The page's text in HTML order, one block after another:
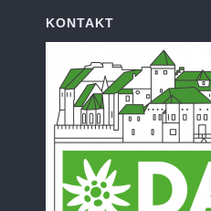
KONTAKT